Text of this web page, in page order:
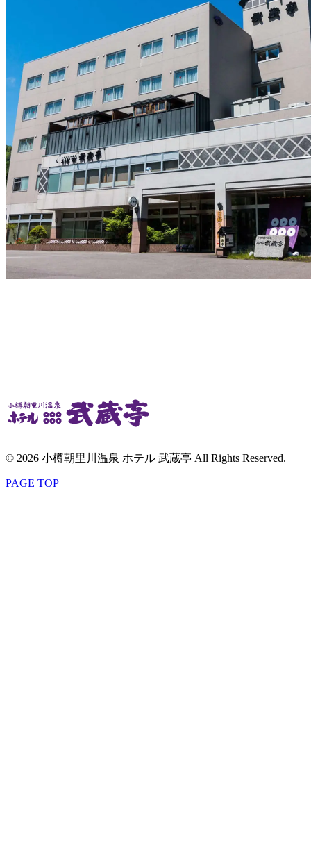
© 2026 小樽朝里川温泉 ホテル 武蔵亭 All Rights Reserved.
PAGE TOP